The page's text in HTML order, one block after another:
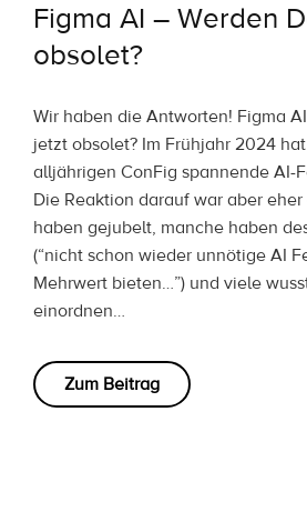
Figma AI – Werden
obsolet?
Wir haben die Antworten! Figma
jetzt obsolet? Im Frühjahr 2024
alljährigen ConFig spannende AI-
Die Reaktion darauf war aber
haben gejubelt, manche haben
(“nicht schon wieder unnötige AI
Mehrwert bieten…”) und viele
einordnen…
Zum Beitrag